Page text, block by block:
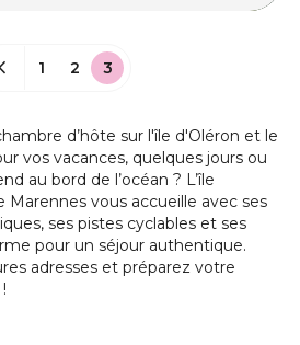
1 2 3
d’hôte sur l'île d'Oléron et le
vos vacances, quelques jours ou
au bord de l’océan ? L’île
Marennes vous accueille avec ses
ses pistes cyclables et ses
pour un séjour authentique.
adresses et préparez votre